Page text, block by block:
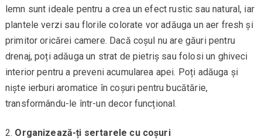
lemn sunt ideale pentru a crea un efect rustic sau natural, iar
plantele verzi sau florile colorate vor adăuga un aer fresh și
primitor oricărei camere. Dacă coșul nu are găuri pentru
drenaj, poți adăuga un strat de pietriș sau folosi un ghiveci
interior pentru a preveni acumularea apei. Poți adăuga și
niște ierburi aromatice în coșuri pentru bucătărie,
transformându-le într-un decor funcțional.
Organizează-ți sertarele cu coșuri